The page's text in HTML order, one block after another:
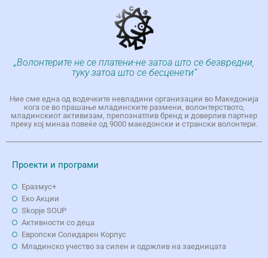
„Волонтерите не се платени-не затоа што се безвредни,
туку затоа што се бесценети“
Ние сме една од водечките невладини организации во Македонија
кога се во прашање младинските размени, волонтерството,
младинскиот активизам, препознатлив бренд и доверлив партнер
преку кој минаа повеќе од 9000 македонски и странски волонтери.
Проекти и програми
Еразмус+
Еко Aкции
Skopje SOUP
Активности со деца
Европски Солидарен Корпус
Младинско учество за силен и одржлив на заедницата